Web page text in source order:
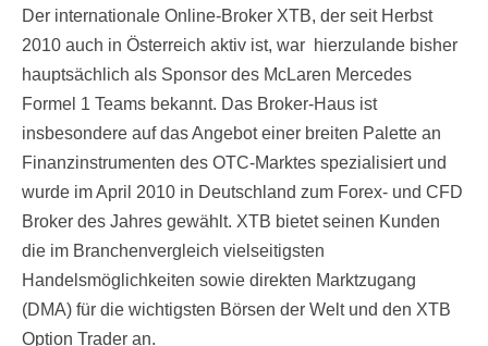
Der internationale Online-Broker XTB, der seit Herbst
2010 auch in Österreich aktiv ist, war hierzulande bisher
hauptsächlich als Sponsor des McLaren Mercedes
Formel 1 Teams bekannt. Das Broker-Haus ist
insbesondere auf das Angebot einer breiten Palette an
Finanzinstrumenten des OTC-Marktes spezialisiert und
wurde im April 2010 in Deutschland zum Forex- und CFD
Broker des Jahres gewählt. XTB bietet seinen Kunden
die im Branchenvergleich vielseitigsten
Handelsmöglichkeiten sowie direkten Marktzugang
(DMA) für die wichtigsten Börsen der Welt und den XTB
Option Trader an.